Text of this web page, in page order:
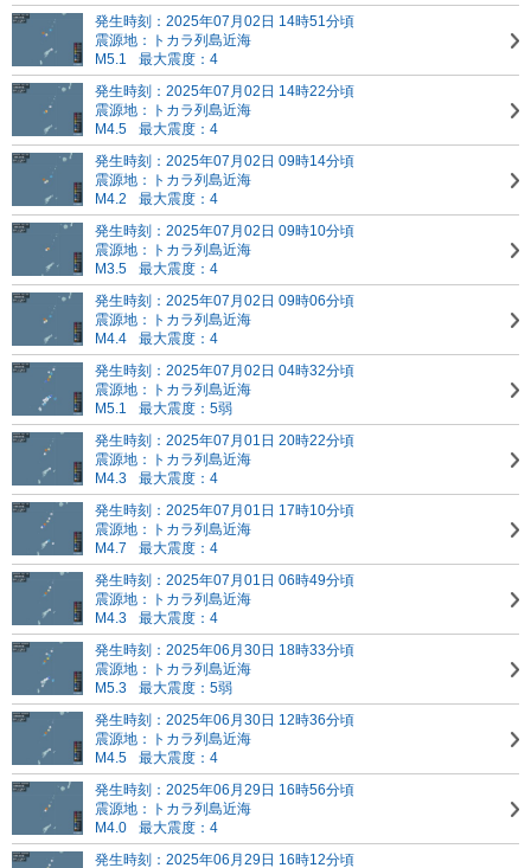
発生時刻：2025年07月02日 14時51分頃
震源地：トカラ列島近海
M5.1
最大震度：4
発生時刻：2025年07月02日 14時22分頃
震源地：トカラ列島近海
M4.5
最大震度：4
発生時刻：2025年07月02日 09時14分頃
震源地：トカラ列島近海
M4.2
最大震度：4
発生時刻：2025年07月02日 09時10分頃
震源地：トカラ列島近海
M3.5
最大震度：4
発生時刻：2025年07月02日 09時06分頃
震源地：トカラ列島近海
M4.4
最大震度：4
発生時刻：2025年07月02日 04時32分頃
震源地：トカラ列島近海
M5.1
最大震度：5弱
発生時刻：2025年07月01日 20時22分頃
震源地：トカラ列島近海
M4.3
最大震度：4
発生時刻：2025年07月01日 17時10分頃
震源地：トカラ列島近海
M4.7
最大震度：4
発生時刻：2025年07月01日 06時49分頃
震源地：トカラ列島近海
M4.3
最大震度：4
発生時刻：2025年06月30日 18時33分頃
震源地：トカラ列島近海
M5.3
最大震度：5弱
発生時刻：2025年06月30日 12時36分頃
震源地：トカラ列島近海
M4.5
最大震度：4
発生時刻：2025年06月29日 16時56分頃
震源地：トカラ列島近海
M4.0
最大震度：4
発生時刻：2025年06月29日 16時12分頃